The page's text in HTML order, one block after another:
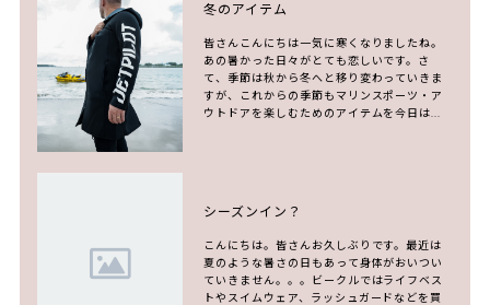
冬のアイテム
皆さんこんにちは一気に寒くなりましたね。
あの暑かった日々がとても恋しいです。さ
て、季節は秋から冬へと移り変わっていきま
すが、これからの季節もマリンスポーツ・ア
ウトドアを楽しむためのアイテムを今日は...
シーズンイン？
こんにちは。皆さんお久しぶりです。最近は
夏のような暑さの日もあって身体がおいつい
ていきません。。。ビークルではライフベス
トやスイムウェア、ラッシュガードなどを買